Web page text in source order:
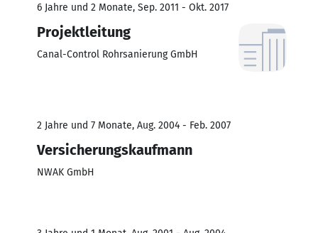
6 Jahre und 2 Monate, Sep. 2011 - Okt. 2017
Projektleitung
Canal-Control Rohrsanierung GmbH
2 Jahre und 7 Monate, Aug. 2004 - Feb. 2007
Versicherungskaufmann
NWAK GmbH